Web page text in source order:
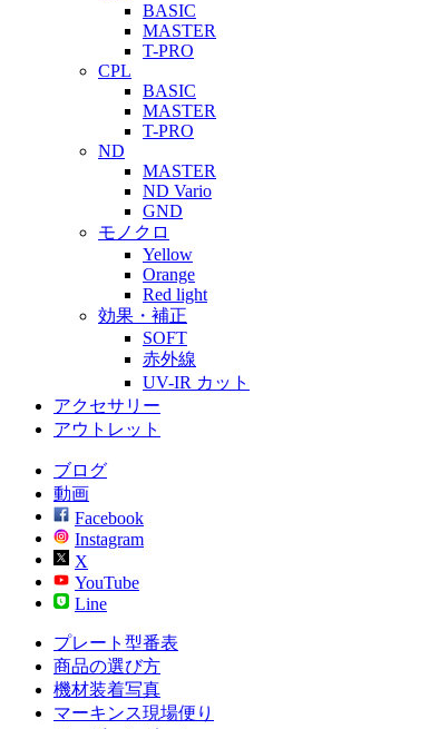
BASIC
MASTER
T-PRO
CPL
BASIC
MASTER
T-PRO
ND
MASTER
ND Vario
GND
モノクロ
Yellow
Orange
Red light
効果・補正
SOFT
赤外線
UV-IR カット
アクセサリー
アウトレット
ブログ
動画
Facebook
Instagram
X
YouTube
Line
プレート型番表
商品の選び方
機材装着写真
マーキンス現場便り